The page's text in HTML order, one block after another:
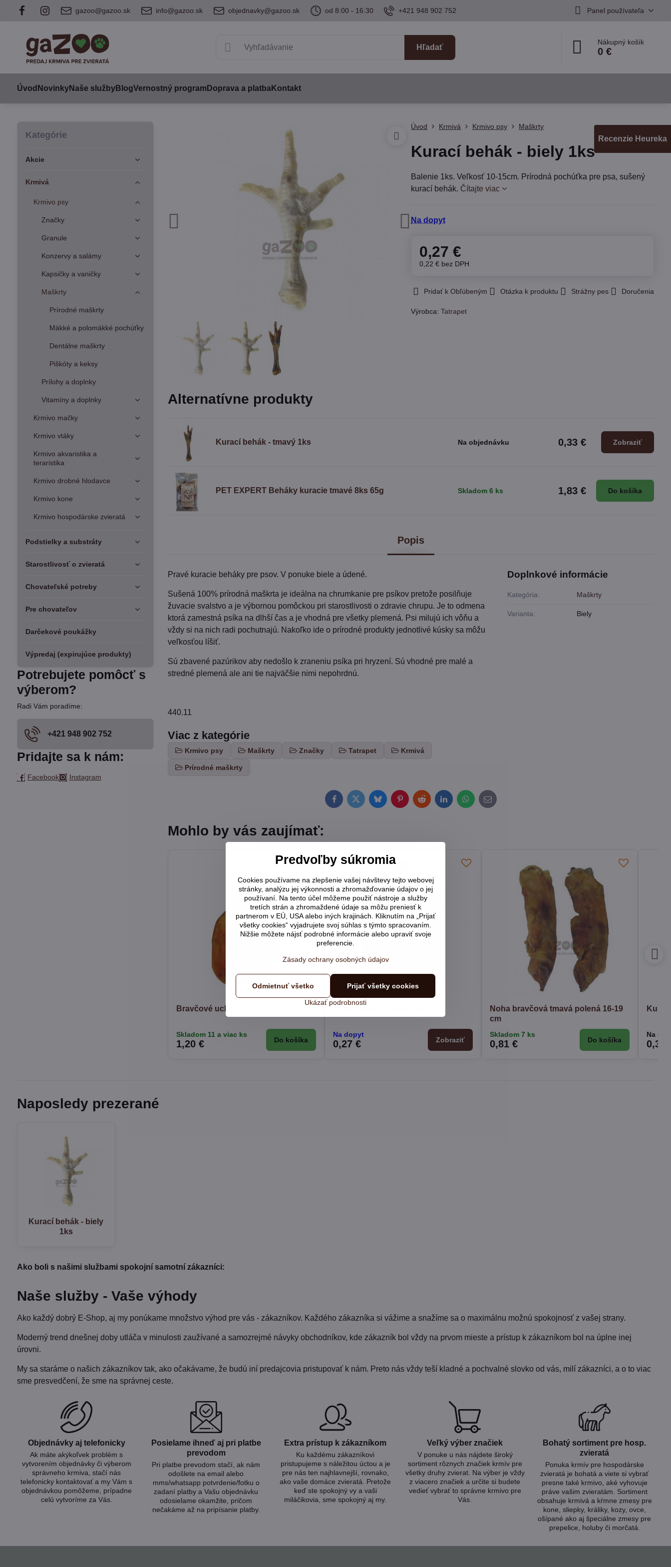
gazoo@gazoo.sk info@gazoo.sk objednavky@gazoo.sk od 8:00 - 16:30 +421 948 902 752 Panel používateľa
Hľadať
Nákupný košík
0 €
Úvod NovinkyNaše službyBlogVernostný program Doprava a platbaKontakt
Úvod Krmivá Krmivo psy Maškrty
Kurací behák - biely 1ks
Balenie 1ks. Veľkosť 10-15cm. Prírodná pochúťka pre psa, sušený
kurací behák. Čítajte viac
Na dopyt
0,27 €
0,22 € bez DPH
Pridať k Obľúbeným Otázka k produktu Strážny pes Doručenia
Výrobca:Tatrapet
Popis
Pravé kuracie beháky pre psov. V ponuke biele a údené.
Sušená 100% prírodná maškrta je ideálna na chrumkanie pre psíkov pretože posilňuje
žuvacie svalstvo a je výbornou pomôckou pri starostlivosti o zdravie chrupu. Je to odmena
ktorá zamestná psíka na dlhší čas a je vhodná pre všetky plemená. Psi milujú ich vôňu a
vždy si na nich radi pochutnajú. Nakoľko ide o prírodné produkty jednotlivé kúsky sa môžu
veľkosťou líšiť.
Sú zbavené pazúrikov aby nedošlo k zraneniu psíka pri hryzení. Sú vhodné pre malé a
stredné plemená ale ani tie najväčšie nimi nepohrdnú.
440.11
Viac z kategórie
Krmivo psy Maškrty Značky Tatrapet Krmivá
Prírodné maškrty
Doplnkové informácie
Kategória: Maškrty
Varianta: Biely
FacebookTwitterBlueskyPinterestRedditLinkedInWhatsApp
E-
mail
Alternatívne produkty
Kurací behák - tmavý 1ks Na objednávku 0,33 € Zobraziť
PET EXPERT Beháky kuracie tmavé 8ks 65g Skladom 6 ks 1,83 € Do košíka
Mohlo by vás zaujímať:
Bravčové ucho 12-15cm
Skladom 11 a viac ks
1,20 € Do košíka
Na dopyt
0,27 € Zobraziť
Noha bravčová tmavá polená 16-19
cm
Skladom 7 ks
0,81 € Do košíka
Na
0,33
Kategórie
Akcie
Krmivá
Krmivo psy
Značky
Granule
Konzervy a salámy
Kapsičky a vaničky
Maškrty
Prírodné maškrty
Mäkké a polomäkké pochúťky
Dentálne maškrty
Piškóty a keksy
Prílohy a doplnky
Vitamíny a doplnky
Krmivo mačky
Krmivo vtáky
Krmivo akvaristika a
teraristika
Krmivo drobné hlodavce
Krmivo kone
Krmivo hospodárske zvieratá
Podstielky a substráty
Starostlivosť o zvieratá
Chovateľské potreby
Pre chovateľov
Darčekové poukážky
Výpredaj (expirujúce produkty)
Potrebujete pomôcť s
výberom?
Radi Vám poradíme:
+421 948 902 752
Pridajte sa k nám:
Facebook Instagram
Naposledy prezerané
Kurací behák - biely
1ks
Ako boli s našimi službami spokojní samotní zákazníci:
Naše služby - Vaše výhody
Ako každý dobrý E-Shop, aj my ponúkame množstvo výhod pre vás - zákazníkov. Každého zákazníka si vážime a snažíme sa o maximálnu možnú spokojnosť z vašej strany.
Moderný trend dnešnej doby utláča v minulosti zaužívané a samozrejmé návyky obchodníkov, kde zákazník bol vždy na prvom mieste a prístup k zákazníkom bol na úplne inej
úrovni.
My sa staráme o našich zákazníkov tak, ako očakávame, že budú iní predajcovia pristupovať k nám. Preto nás vždy teší kladné a pochvalné slovko od vás, milí zákazníci, a o to viac
sme presvedčení, že sme na správnej ceste.
Objednávky aj telefonicky
Ak máte akýkoľvek problém s
vytvorením objednávky či výberom
správneho krmiva, stačí nás
telefonicky kontaktovať a my Vám s
objednávkou pomôžeme, prípadne
celú vytvoríme za Vás.
Posielame ihneď aj pri platbe
prevodom
Pri platbe prevodom stačí, ak nám
odošlete na email alebo
mms/whatsapp potvrdenie/fotku o
zadaní platby a Vašu objednávku
odosielame okamžite, pričom
nečakáme až na pripísanie platby.
Extra prístup k zákazníkom
Ku každému zákazníkovi
pristupujeme s náležitou úctou a je
pre nás ten najhlavnejší, rovnako,
ako vaše domáce zvieratá. Pretože
keď ste spokojný vy a vaši
miláčikovia, sme spokojný aj my.
Veľký výber značiek
V ponuke u nás nájdete široký
sortiment rôznych značiek krmív pre
všetky druhy zvierat. Na výber je vždy
z viacero značiek a určite si budete
vedieť vybrať to správne krmivo pre
Vás.
Bohatý sortiment pre hosp​.
zvieratá
Ponuka krmív pre hospodárske
zvieratá je bohatá a viete si vybrať
presne také krmivo, aké vyhovuje
práve vašim zvieratám. Sortiment
obsahuje krmivá a kŕmne zmesy pre
kone, sliepky, králiky, kozy, ovce,
ošípané ako aj špeciálne zmesy pre
prepelice, holuby či morčatá.
Recenzie Heureka
Predvoľby súkromia
Cookies používame na zlepšenie vašej návštevy tejto webovej
stránky, analýzu jej výkonnosti a zhromažďovanie údajov o jej
používaní. Na tento účel môžeme použiť nástroje a služby
tretích strán a zhromaždené údaje sa môžu preniesť k
partnerom v EÚ, USA alebo iných krajinách. Kliknutím na „Prijať
všetky cookies“ vyjadrujete svoj súhlas s týmto spracovaním.
Nižšie môžete nájsť podrobné informácie alebo upraviť svoje
preferencie.
Zásady ochrany osobných údajov
Ukázať podrobnosti
Prijať všetky cookies
Odmietnuť všetko